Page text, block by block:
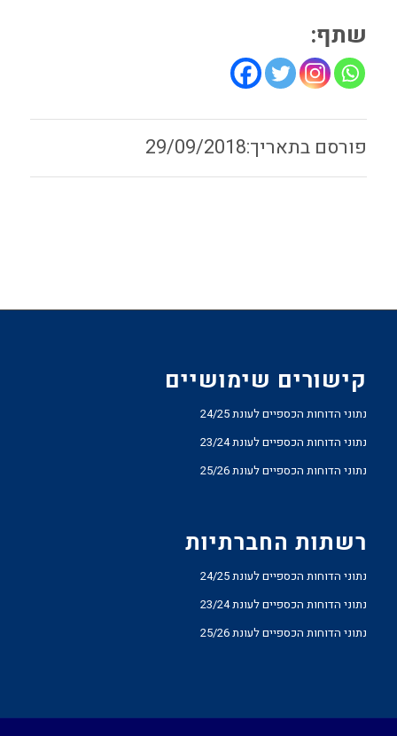
שתף:
29/09/2018
קישורים שימושיים
נתוני הדוחות הכספיים לעונת 24/25
נתוני הדוחות הכספיים לעונת 23/24
נתוני הדוחות הכספיים לעונת 25/26
רשתות החברתיות
נתוני הדוחות הכספיים לעונת 24/25
נתוני הדוחות הכספיים לעונת 23/24
נתוני הדוחות הכספיים לעונת 25/26